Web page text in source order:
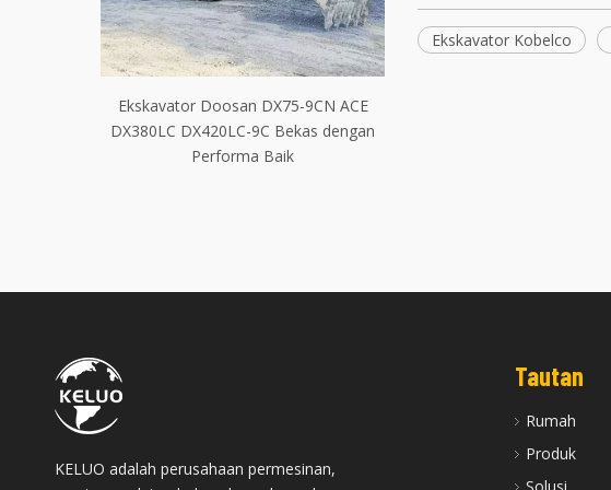
Ekskavator Doosan DX75-9CN ACE
DX380LC DX420LC-9C Bekas dengan
Performa Baik
Ekskavator Kobelco
KELUO adalah perusahaan permesinan,
Tautan
Rumah
Produk